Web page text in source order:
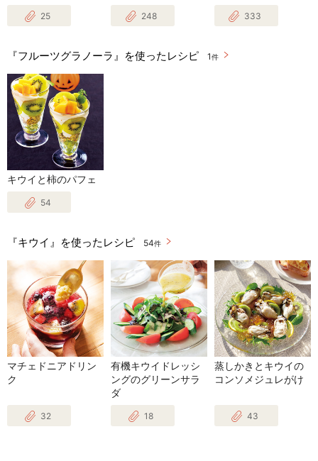
25 248 333
『フルーツグラノーラ』を使ったレシピ 1 件
キウイと柿のパフェ
54
『キウイ』を使ったレシピ 54件
マチェドニアドリン
ク
32
有機キウイドレッシ
ングのグリーンサラ
ダ
18
蒸しかきとキウイの
コンソメジュレがけ
43